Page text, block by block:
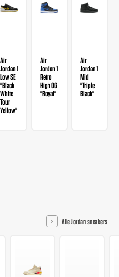
Air
Jordan 1
Low SE
"Black
White
Tour
Yellow"
Air
Jordan 1
Retro
High OG
"Royal"
Air
Jordan 1
Mid
"Triple
Black"
Alle Jordan sneakers